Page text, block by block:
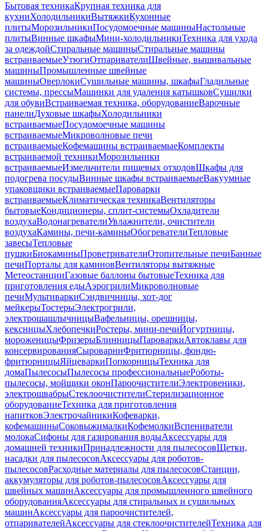
Бытовая техникаКрупная техника для
кухниХолодильникиВытяжкиКухонные
плитыМорозильникиПосудомоечные машиныНастольные
плитыВинные шкафыМини-холодильникиТехника для ухода
за одеждойСтиральные машиныСтиральные машины
встраиваемыеУтюгиОтпаривателиШвейные, вышивальные
машиныПромышленные швейные
машиныОверлокиСушильные машины, шкафыГладильные
системы, прессыМашинки для удаления катышковСушилки
для обувиВстраиваемая техника, оборудованиеВарочные
панелиДуховые шкафыХолодильники
встраиваемыеПосудомоечные машины
встраиваемыеМикроволновые печи
встраиваемыеКофемашины встраиваемыеКомплекты
встраиваемой техникиМорозильники
встраиваемыеИзмельчители пищевых отходовШкафы для
подогрева посудыВинные шкафы встраиваемыеВакуумные
упаковщики встраиваемыеПароварки
встраиваемыеКлиматическая техникаВентиляторы
бытовыеКондиционеры, сплит-системыОхладители
воздухаВодонагревателиУвлажнители, очистители
воздухаКамины, печи-каминыОбогревателиТепловые
завесыТепловые
пушкиБиокаминыПроветривателиОтопительные печиБанные
печиПорталы для каминовВентиляторы вытяжные
МетеостанцииГазовые баллоны бытовыеТехника для
приготовления едыАэрогрилиМикроволновые
печиМультиваркиСэндвичницы, хот-дог
мейкерыТостерыЭлектрогрили,
электрошашлычницыВафельницы, орешницы,
кексницыХлебопечкиРостеры, мини-печиЙогуртницы,
мороженицыФризерыБлинницыПароваркиАвтоклавы для
консервированияСыроварниФритюрницы, фондю-
фритюрницыЯйцеваркиПопкорницыТехника для
домаПылесосыПылесосы профессиональныеРоботы-
пылесосы, мойщики оконПароочистителиЭлектровеники,
электрошвабрыСтеклоочистителиСтерилизационное
оборудованиеТехника для приготовления
напитковЭлектрочайникиКофеварки,
кофемашиныСоковыжималкиКофемолкиВспениватели
молокаСифоны для газирования водыАксессуары для
домашней техникиПринадлежности для пылесосовЩетки,
насадки для пылесосовАксессуары для роботов-
пылесосовРасходные материалы для пылесосовСтанции,
аккумуляторы для роботов-пылесосовАксессуары для
швейных машинАксессуары для промышленного швейного
оборудованияАксессуары для стиральных и сушильных
машинАксессуары для пароочистителей,
отпаривателейАксессуары для стеклоочистителейТехника для